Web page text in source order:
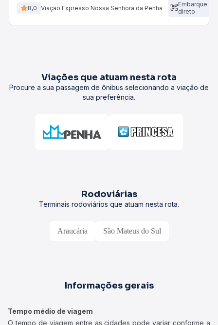
8,0 Viação Expresso Nossa Senhora da Penha
Embarque
direto
Viações que atuam nesta rota
Procure a sua passagem de ônibus selecionando a viação de
sua preferência.
Rodoviárias
Terminais rodoviários que atuam nesta rota.
Araucária São Mateus do Sul
Informações gerais
Tempo médio de viagem
O tempo de viagem entre as cidades pode variar conforme a